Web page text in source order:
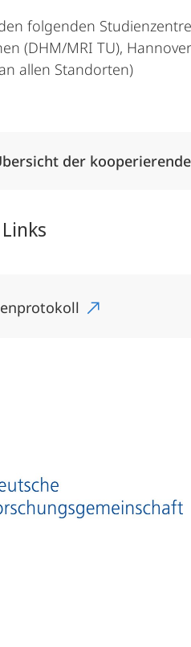
folgenden
(DHM/MRI TU),
allen Standorten)
der